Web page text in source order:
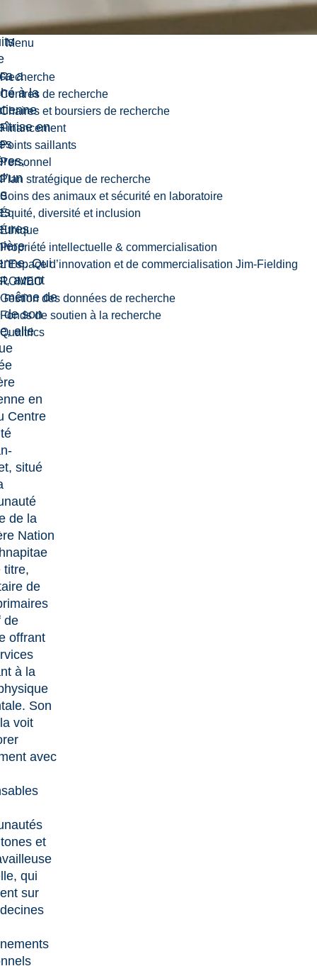
Menu
Recherche
Centres de recherche
Chaires et boursiers de recherche
Financement
Points saillants
Personnel
Plan stratégique de recherche
Soins des animaux et sécurité en laboratoire
Équité, diversité et inclusion
Éthique
Propriété intellectuelle & commercialisation
L’Espace d’innovation et de commercialisation Jim-Fielding
ROMEO
Gestion des données de recherche
Fonds de soutien à la recherche
Qualtrics
porté
a
à la
en
Qui
avant
même de
de son
elle
en
Centre
situé
de la
Nation
titre,
de
de
offrant
à la
Son
voit
avec
et
qui
sur